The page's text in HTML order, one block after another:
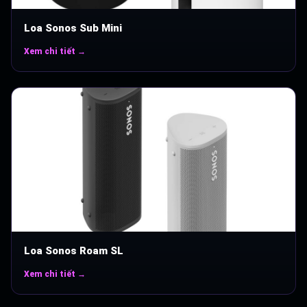
Loa Sonos Sub Mini
Xem chi tiết →
Loa Sonos Roam SL
Xem chi tiết →